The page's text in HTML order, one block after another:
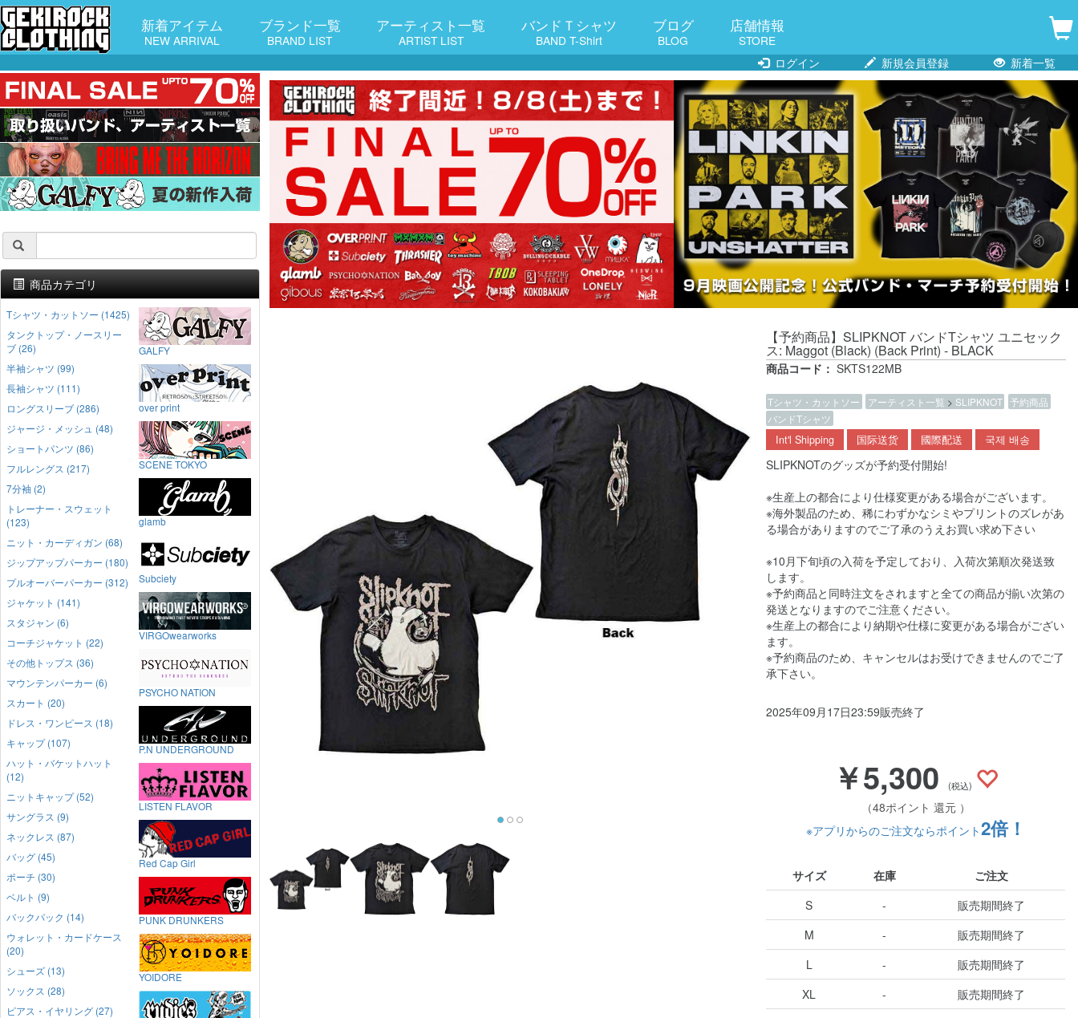
新着アイテム
NEW ARRIVAL
ブランド一覧
BRAND LIST
アーティスト一覧
ARTIST LIST
バンドＴシャツ
BAND T-Shirt
ブログ
BLOG
店舗情報
STORE
ログイン
新規会員登録 新着一覧
【予約商品】SLIPKNOT バンドTシャツ ユニセック
ス: Maggot (Black) (Back Print) - BLACK
商品コード： SKTS122MB
Tシャツ・カットソー アーティスト一覧 > SLIPKNOT 予約商品
バンドTシャツ
Int'l Shipping 国际送货 國際配送 국제 배송
SLIPKNOTのグッズが予約受付開始!
※生産上の都合により仕様変更がある場合がございます。
※海外製品のため、稀にわずかなシミやプリントのズレがあ
る場合がありますのでご了承のうえお買い求め下さい
※10月下旬頃の入荷を予定しており、入荷次第順次発送致
します。
※予約商品と同時注文をされますと全ての商品が揃い次第の
発送となりますのでご注意ください。
※生産上の都合により納期や仕様に変更がある場合がござい
ます。
※予約商品のため、キャンセルはお受けできませんのでご了
承下さい。
2025年09月17日23:59販売終了
￥5,300 (税込)
（48ポイント 還元 ）
※アプリからのご注文ならポイント2倍！
サイズ 在庫
ご注文
S
-
販売期間終了
M
-
販売期間終了
L
-
販売期間終了
XL
- 販売期間終了
商品カテゴリ
Tシャツ・カットソー (1425)
タンクトップ・ノースリー
ブ (26)
半袖シャツ (99)
長袖シャツ (111)
ロングスリーブ (286)
ジャージ・メッシュ (48)
ショートパンツ (86)
フルレングス (217)
7分袖 (2)
トレーナー・スウェット
(123)
ニット・カーディガン (68)
ジップアップパーカー (180)
プルオーバーパーカー (312)
ジャケット (141)
スタジャン (6)
コーチジャケット (22)
その他トップス (36)
マウンテンパーカー (6)
スカート (20)
ドレス・ワンピース (18)
キャップ (107)
ハット・バケットハット
(12)
ニットキャップ (52)
サングラス (9)
ネックレス (87)
バッグ (45)
ポーチ (30)
ベルト (9)
バックパック (14)
ウォレット・カードケース
(20)
シューズ (13)
ソックス (28)
ピアス・イヤリング (27)
GALFY
over print
SCENE TOKYO
glamb
Subciety
VIRGOwearworks
PSYCHO NATION
P.N UNDERGROUND
LISTEN FLAVOR
Red Cap Girl
PUNK DRUNKERS
YOIDORE